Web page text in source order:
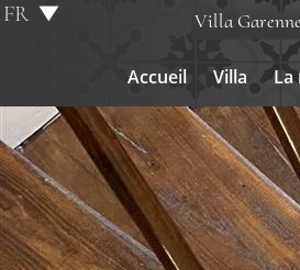
Accueil
Villa
FR
Villa
Accueil Villa La